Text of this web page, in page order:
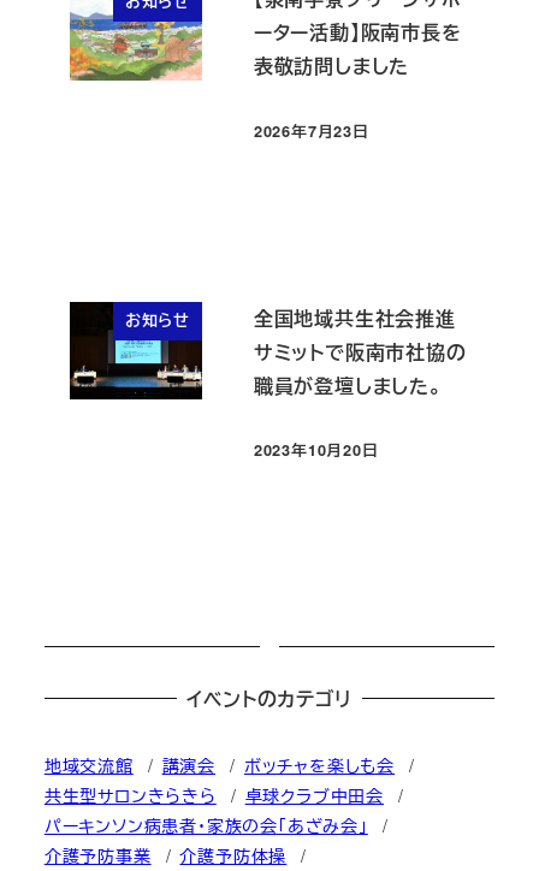
ーター活動】阪南市長を
表敬訪問しました
投稿日
2026年7月23日
お知らせ
全国地域共生社会推進
サミットで阪南市社協の
職員が登壇しました。
投稿日
2023年10月20日
イベントのカテゴリ
地域交流館 講演会
ボッチャを楽しも会
共生型サロンきらきら
卓球クラブ中田会
パーキンソン病患者・家族の会「あざみ会」
介護予防事業
介護予防体操